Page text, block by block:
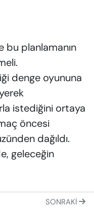
bu planlamanın
denge oyununa
istediğini ortaya
öncesi
dağıldı.
geleceğin
SONRAKI